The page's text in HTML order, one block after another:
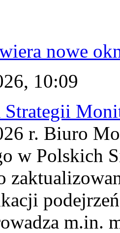
nowe
10:09
r. Biuro
w Polskich
m.in.